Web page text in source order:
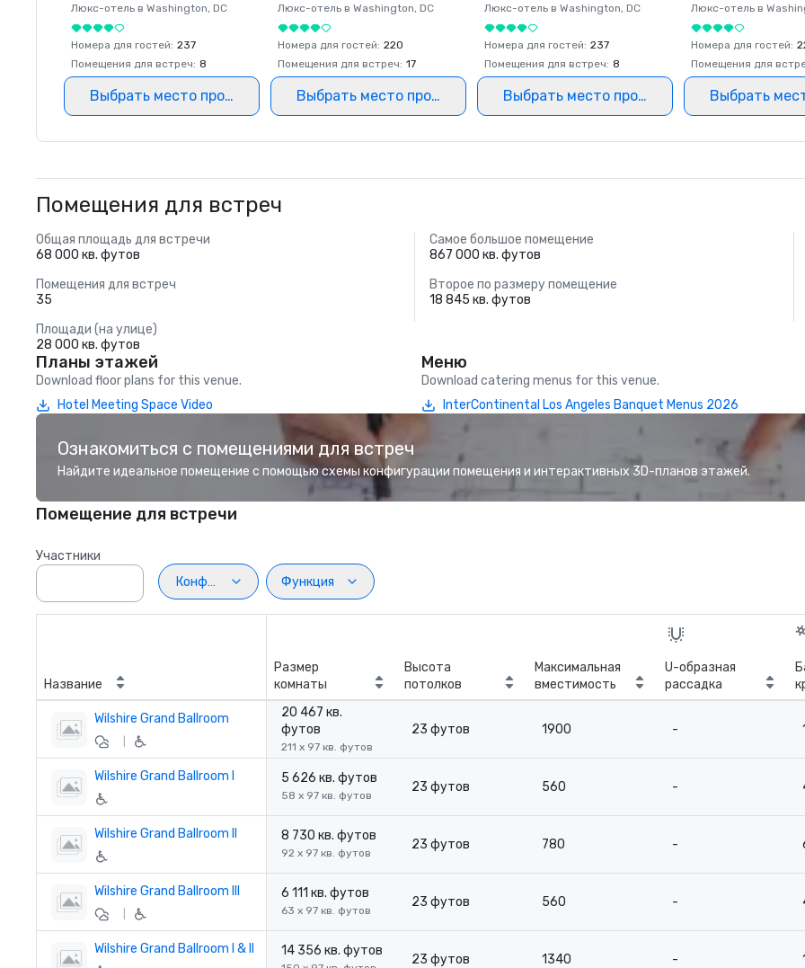
Люкс-отель в Washington, DC
Номера для гостей: 237
Помещения для встреч: 8
Выбрать место проведения
Люкс-отель в Washington, DC
Номера для гостей: 220
Помещения для встреч: 17
Выбрать место проведения
Люкс-отель в Washington, DC
Номера для гостей: 237
Помещения для встреч: 8
Выбрать место проведения
Люкс-отель в
Номера для гостей:
Помещения для
Выбрать
Помещения для встреч
Общая площадь для встречи
68 000 кв. футов
Самое большое помещение
867 000 кв. футов
Помещения для встреч
35
Второе по размеру помещение
18 845 кв. футов
Площади (на улице)
28 000 кв. футов
Планы этажей
Download floor plans for this venue.
Hotel Meeting Space Video
Меню
Download catering menus for this venue.
InterContinental Los Angeles Banquet Menus 2026
Ознакомиться с помещениями для встреч
Найдите идеальное помещение с помощью схемы конфигурации помещения и интерактивных 3D-планов этажей.
Помещение для встречи
Участники
Конфигурация
Функция
Название
Размер
комнаты
Высота
потолков
Максимальная
вместимость
U-образная
рассадка
Wilshire Grand Ballroom
20 467 кв.
футов
211 x 97 кв. футов
23 футов 1900 -
Wilshire Grand Ballroom I 5 626 кв. футов
58 x 97 кв. футов
23 футов 560 -
Wilshire Grand Ballroom II 8 730 кв. футов
92 x 97 кв. футов
23 футов 780 -
Wilshire Grand Ballroom III 6 111 кв. футов
63 x 97 кв. футов
23 футов 560 -
Wilshire Grand Ballroom I & II 14 356 кв. футов
23 футов 1340 -